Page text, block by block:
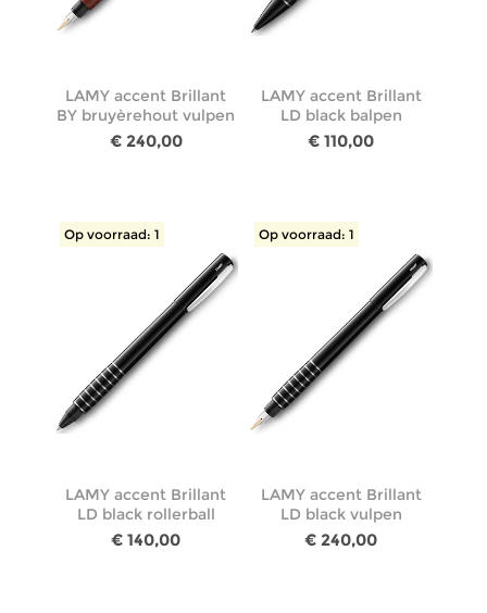
LAMY accent Brillant
BY bruyèrehout vulpen
€ 240,00
LAMY accent Brillant
LD black balpen
€ 110,00
Op voorraad: 1
LAMY accent Brillant
LD black rollerball
€ 140,00
Op voorraad: 1
LAMY accent Brillant
LD black vulpen
€ 240,00